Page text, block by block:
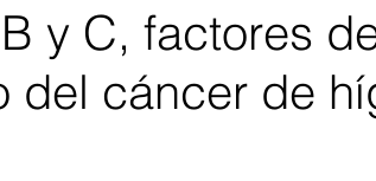
Nacionales e Internacionales
y C, factores
del cáncer de